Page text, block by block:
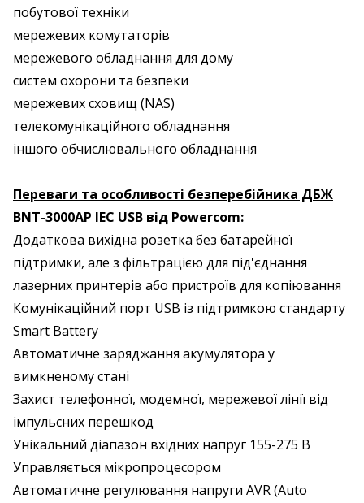
побутової техніки
мережевих комутаторів
мережевого обладнання для дому
систем охорони та безпеки
мережевих сховищ (NAS)
телекомунікаційного обладнання
іншого обчислювального обладнання
Переваги та особливості безперебійника ДБЖ
BNT-3000AP IEC USB від Powercom:
Додаткова вихідна розетка без батарейної
підтримки, але з фільтрацією для під'єднання
лазерних принтерів або пристроїв для копіювання
Комунікаційний порт USB із підтримкою стандарту
Smart Battery
Автоматичне заряджання акумулятора у
вимкненому стані
Захист телефонної, модемної, мережевої лінії від
імпульсних перешкод
Унікальний діапазон вхідних напруг 155-275 В
Управляється мікропроцесором
Автоматичне регулювання напруги AVR (Auto